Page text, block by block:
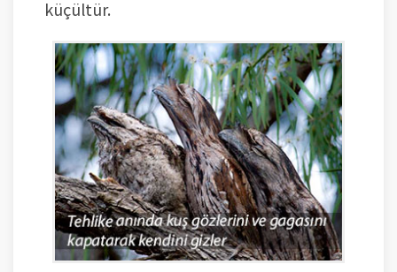
küçültür.